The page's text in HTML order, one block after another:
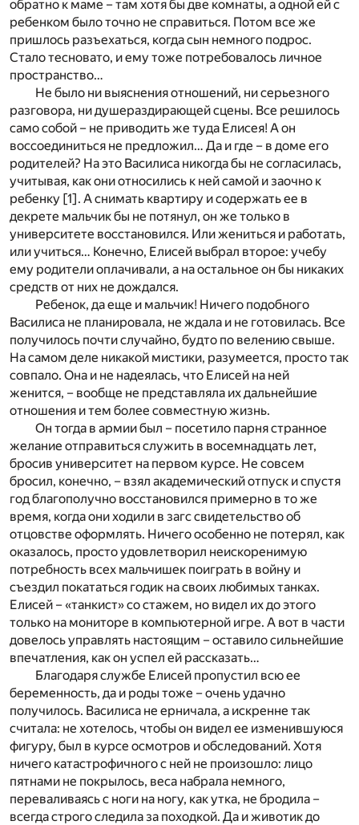
обратно к маме – там хотя бы две комнаты, а одной ей с
ребенком было точно не справиться. Потом все же
пришлось разъехаться, когда сын немного подрос.
Стало тесновато, и ему тоже потребовалось личное
пространство…
Не было ни выяснения отношений, ни серьезного
разговора, ни душераздирающей сцены. Все решилось
само собой – не приводить же туда Елисея! А он
воссоединиться не предложил… Да и где – в доме его
родителей? На это Василиса никогда бы не согласилась,
учитывая, как они относились к ней самой и заочно к
ребенку [1]. А снимать квартиру и содержать ее в
декрете мальчик бы не потянул, он же только в
университете восстановился. Или жениться и работать,
или учиться… Конечно, Елисей выбрал второе: учебу
ему родители оплачивали, а на остальное он бы никаких
средств от них не дождался.
Ребенок, да еще и мальчик! Ничего подобного
Василиса не планировала, не ждала и не готовилась. Все
получилось почти случайно, будто по велению свыше.
На самом деле никакой мистики, разумеется, просто так
совпало. Она и не надеялась, что Елисей на ней
женится, – вообще не представляла их дальнейшие
отношения и тем более совместную жизнь.
Он тогда в армии был – посетило парня странное
желание отправиться служить в восемнадцать лет,
бросив университет на первом курсе. Не совсем
бросил, конечно, – взял академический отпуск и спустя
год благополучно восстановился примерно в то же
время, когда они ходили в загс свидетельство об
отцовстве оформлять. Ничего особенно не потерял, как
оказалось, просто удовлетворил неискоренимую
потребность всех мальчишек поиграть в войну и
съездил покататься годик на своих любимых танках.
Елисей – «танкист» со стажем, но видел их до этого
только на мониторе в компьютерной игре. А вот в части
довелось управлять настоящим – оставило сильнейшие
впечатления, как он успел ей рассказать…
Благодаря службе Елисей пропустил всю ее
беременность, да и роды тоже – очень удачно
получилось. Василиса не ерничала, а искренне так
считала: не хотелось, чтобы он видел ее изменившуюся
фигуру, был в курсе осмотров и обследований. Хотя
ничего катастрофичного с ней не произошло: лицо
пятнами не покрылось, веса набрала немного,
переваливаясь с ноги на ногу, как утка, не бродила –
всегда строго следила за походкой. Да и животик до